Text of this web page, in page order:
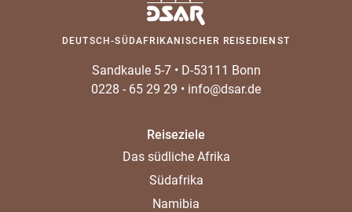
DEUTSCH-SÜDAFRIKANISCHER REISEDIENST
Sandkaule 5-7• D-53111 Bonn
0228 - 65 29 29 • info@dsar.de
Reiseziele
Das südliche Afrika
Südafrika
Namibia